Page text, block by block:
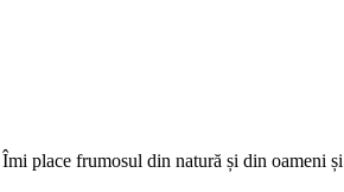
place frumosul din natură și din oameni